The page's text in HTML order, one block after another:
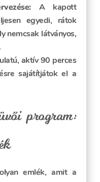
A kapott
egyedi, rátok
nemcsak látványos,
aktív 90 perces
sajátítjátok el a
program:
emlék, amit a